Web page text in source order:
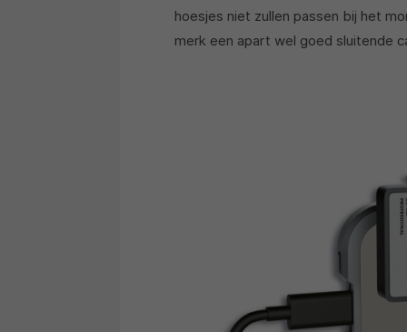
hoesjes niet zullen passen bij het
merk een apart wel goed sluitende